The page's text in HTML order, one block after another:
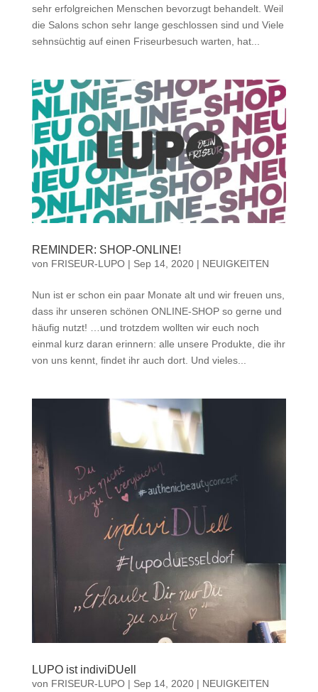
sehr erfolgreichen Menschen bevorzugt behandelt. Weil
die Salons schon sehr lange geschlossen sind und Viele
sehnsüchtig auf einen Friseurbesuch warten, hat...
REMINDER: SHOP-ONLINE!
von FRISEUR-LUPO| Sep 14, 2020| NEUIGKEITEN
Nun ist er schon ein paar Monate alt und wir freuen uns,
dass ihr unseren schönen ONLINE-SHOP so gerne und
häufig nutzt! …und trotzdem wollten wir euch noch
einmal kurz daran erinnern: alle unsere Produkte, die ihr
von uns kennt, findet ihr auch dort. Und vieles...
LUPO ist indiviDUell
von FRISEUR-LUPO| Sep 14, 2020| NEUIGKEITEN